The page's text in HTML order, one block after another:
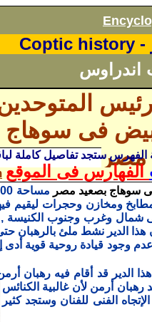
-
Coptic history
اندراوس
رئيس
فى سوهاج
مصر
الفهرس ستجد تفاصيل كاملة
الفهارس فى الموقع
فى سوهاج بصعيد مصر
ومخازن وحجرات ليقيم
شمال وغرب وجنوب الكنيسة
الدير نشط ملئ بالرهبان
وجود قيادة روحية قوية
12 نجد أن هذا الدير قد أقام فيه
رهبان أرمن لأن غالبية الكنائس
الفنى للفنان وستجد كثير